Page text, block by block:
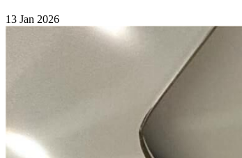
13 Jan 2026